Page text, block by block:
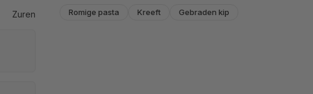
Zuren Romige pasta Kreeft Gebraden kip